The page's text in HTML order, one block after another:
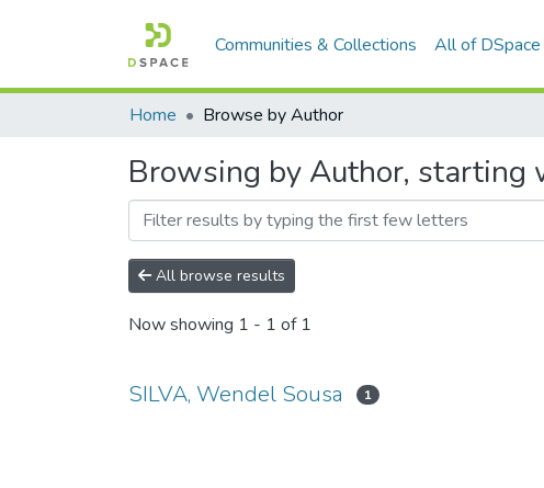
Communities & Collections All of DSpace
Home Browse by Author
Browsing by Author, starting
All browse results
Now showing 1 - 1 of 1
SILVA, Wendel Sousa 1